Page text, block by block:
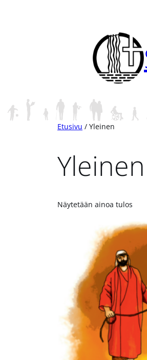
Etusivu / Yleinen
Yleinen
Näytetään ainoa tulos